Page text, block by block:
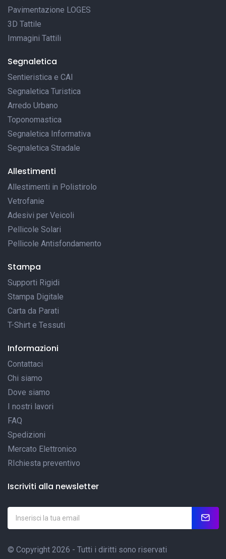
Pavimentazione LOGES
3D Tattile
Immagini Tattili
Segnaletica
Sentieristica e CAI
Segnaletica Turistica
Arredo Urbano
Toponomastica
Segnaletica Informativa
Segnaletica Stradale
Allestimenti
Allestimenti in Polistirolo
Vetrofanie
Adesivi per Veicoli
Pellicole Solari
Pellicole Antisfondamento
Stampa
Supporti Rigidi
Stampa Digitale
Carta da Parati
T-Shirt e Tessuti
Informazioni
Contattaci
Chi siamo
Dove siamo
I nostri lavori
FAQ
Spedizioni
Mercato Elettronico
RIchiesta preventivo
Iscriviti alla newsletter
© Copyright 2026 - Tutti i diritti sono riservati